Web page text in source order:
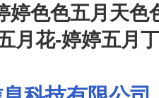
婷色色五月天
月花-婷婷五月